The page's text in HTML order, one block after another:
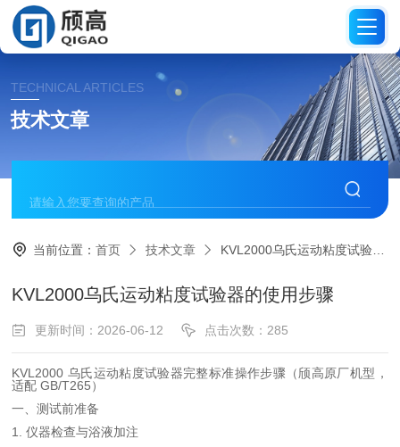
TECHNICAL ARTICLES
技术文章
当前位置：首页 技术文章 KVL2000乌氏运动粘度试验器的使用步骤
KVL2000乌氏运动粘度试验器的使用步骤
更新时间：2026-06-12 点击次数：285
KVL2000 乌氏运动粘度试验器完整标准操作步骤（颀高原厂机型，
适配 GB/T265）
一、测试前准备
1. 仪器检查与浴液加注